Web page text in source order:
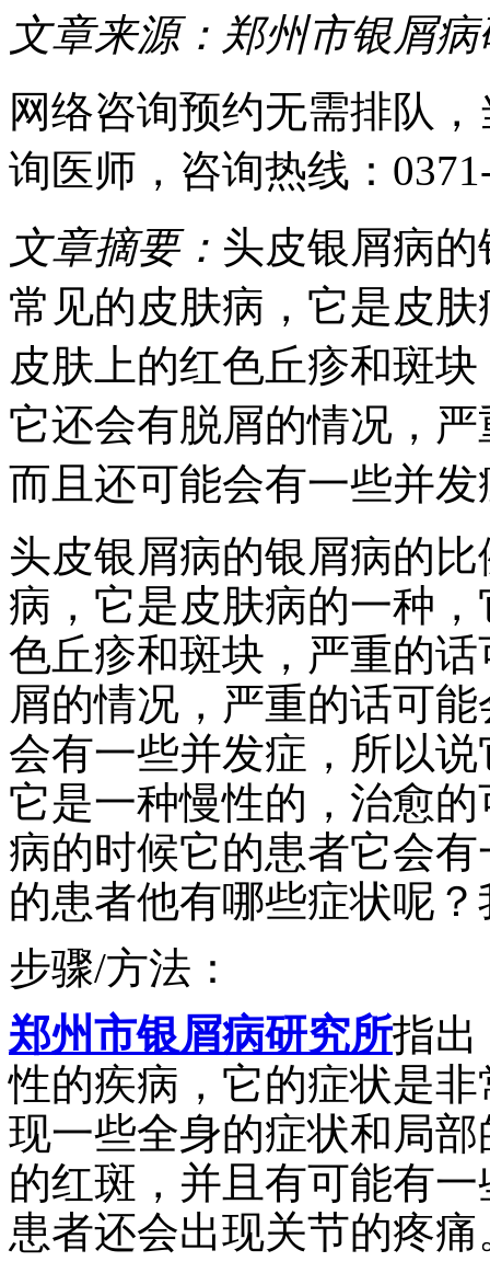
文章来源： 郑州市银屑
网络咨询预约无需排队
询医师 ，咨询热线：
文章摘要： 头皮银屑病
常见的皮肤病，它是皮
皮肤上的红色丘疹和斑
它还会有脱屑的情况，
而且还可能会有一些并发
头皮银屑病的银屑病的
病，它是皮肤病的一种
色丘疹和斑块，严重的
屑的情况，严重的话可
会有一些并发症，所以
它是一种慢性的，治愈
病的时候它的患者它会
的患者他有哪些症状呢
步骤/方法：
郑州市银屑病研究所指出
性的疾病，它的症状是
现一些全身的症状和局
的红斑，并且有可能有
患者还会出现关节的疼痛